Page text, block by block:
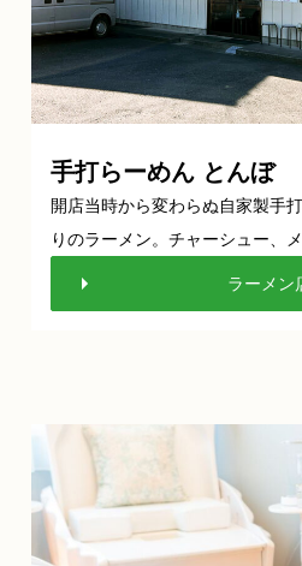
手打らーめん とんぼ
開店当時から変わらぬ自家製手
りのラーメン。チャーシュー、
ラーメン